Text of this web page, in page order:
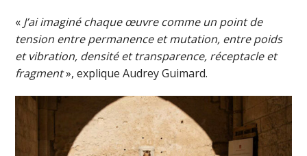
« J’ai imaginé chaque œuvre comme un point de
tension entre permanence et mutation, entre poids
et vibration, densité et transparence, réceptacle et
fragment», explique Audrey Guimard.